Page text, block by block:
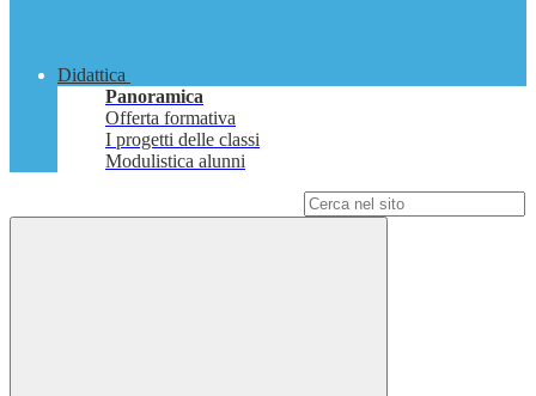
Didattica
Panoramica
Offerta formativa
I progetti delle classi
Modulistica alunni